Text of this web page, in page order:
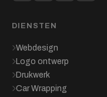
DIENSTEN
Webdesign
Logo ontwerp
Drukwerk
Car Wrapping